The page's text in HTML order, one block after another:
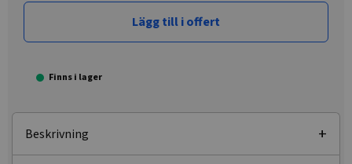
Lägg till i offert
Finns i lager
Beskrivning